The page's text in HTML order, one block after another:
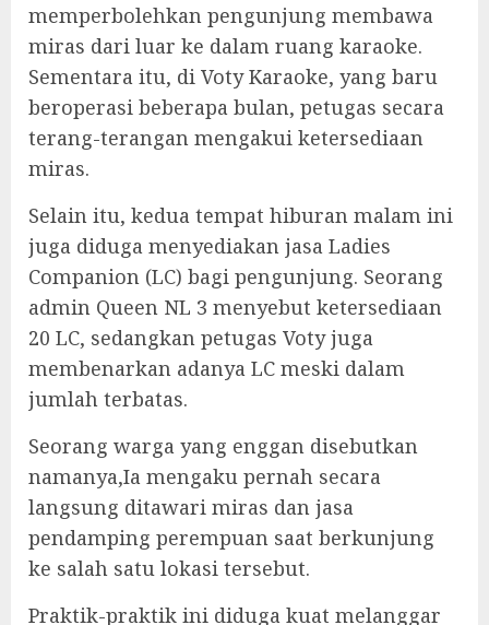
memperbolehkan pengunjung membawa
miras dari luar ke dalam ruang karaoke.
Sementara itu, di Voty Karaoke, yang baru
beroperasi beberapa bulan, petugas secara
terang-terangan mengakui ketersediaan
miras.
‎Selain itu, kedua tempat hiburan malam ini
juga diduga menyediakan jasa Ladies
Companion (LC) bagi pengunjung. Seorang
admin Queen NL 3 menyebut ketersediaan
20 LC, sedangkan petugas Voty juga
membenarkan adanya LC meski dalam
jumlah terbatas.
‎Seorang warga yang enggan disebutkan
namanya,Ia mengaku pernah secara
langsung ditawari miras dan jasa
pendamping perempuan saat berkunjung
ke salah satu lokasi tersebut.
‎Praktik-praktik ini diduga kuat melanggar